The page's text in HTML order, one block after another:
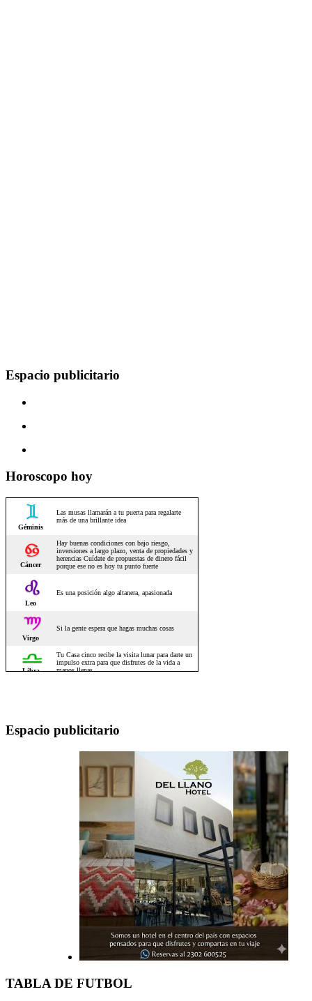
Espacio publicitario
Horoscopo hoy
Espacio publicitario
TABLA DE FUTBOL